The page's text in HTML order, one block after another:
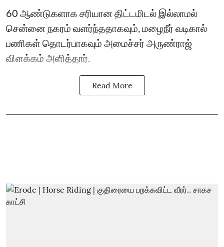
60 ஆண்டுகளாக சரியான திட்டமிடல் இல்லாமல்
சென்னை நகரம் வளர்ந்ததாகவும், மழைநீர் வடிகால்
பணிகள் தொடர்பாகவும் அமைச்சர் அருண்ராஜ்
விளக்கம் அளித்தார்.
Read More